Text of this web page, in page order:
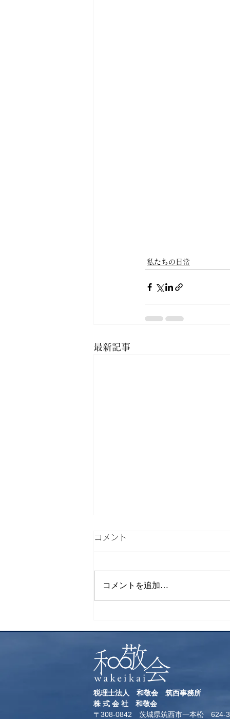
私たちの日常
最新記事
コメント
コメントを追加…
税理士法人 和敬会 筑西事務所
​株 式 会 社 和敬会
〒308-0842 茨城県筑西市一本松 624-3